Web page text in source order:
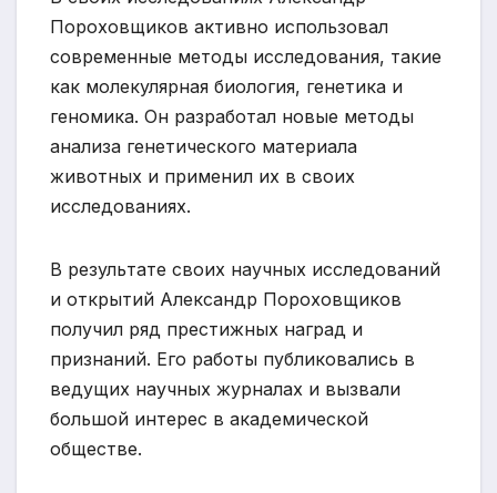
Пороховщиков активно использовал
современные методы исследования, такие
как молекулярная биология, генетика и
геномика. Он разработал новые методы
анализа генетического материала
животных и применил их в своих
исследованиях.
В результате своих научных исследований
и открытий Александр Пороховщиков
получил ряд престижных наград и
признаний. Его работы публиковались в
ведущих научных журналах и вызвали
большой интерес в академической
обществе.